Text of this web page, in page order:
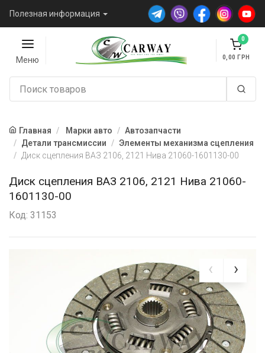
Полезная информация
Меню
0
0,00
Главная Марки авто
Автозапчасти
Детали трансмиссии
Элементы механизма сцепления
Диск сцепления ВАЗ 2106, 2121 Нива 21060-1601130-00
Диск сцепления ВАЗ 2106, 2121 Нива 21060-
1601130-00
Код: 31153